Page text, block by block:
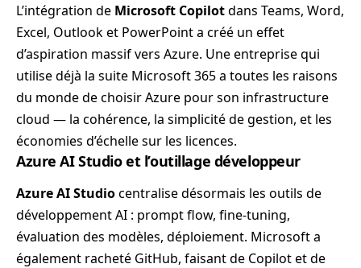
L’intégration de Microsoft Copilotdans Teams, Word,
Excel, Outlook et PowerPoint a créé un effet
d’aspiration massif vers Azure. Une entreprise qui
utilise déjà la suite Microsoft 365 a toutes les raisons
du monde de choisir Azure pour son infrastructure
cloud — la cohérence, la simplicité de gestion, et les
économies d’échelle sur les licences.
Azure AI Studio et l’outillage développeur
Azure AI Studiocentralise désormais les outils de
développement AI : prompt flow, fine-tuning,
évaluation des modèles, déploiement. Microsoft a
également racheté GitHub, faisant de Copilot et de